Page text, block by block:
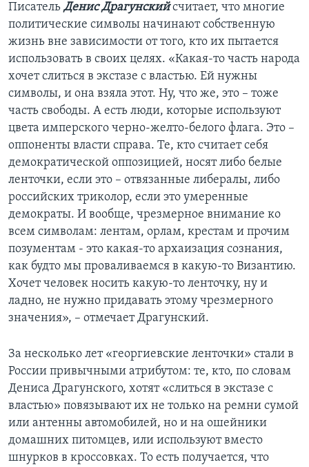
Писатель Денис Драгунскийсчитает, что многие
политические символы начинают собственную
жизнь вне зависимости от того, кто их пытается
использовать в своих целях. «Какая-то часть народа
хочет слиться в экстазе с властью. Ей нужны
символы, и она взяла этот. Ну, что же, это – тоже
часть свободы. А есть люди, которые используют
цвета имперского черно-желто-белого флага. Это –
оппоненты власти справа. Те, кто считает себя
демократической оппозицией, носят либо белые
ленточки, если это – отвязанные либералы, либо
российских триколор, если это умеренные
демократы. И вообще, чрезмерное внимание ко
всем символам: лентам, орлам, крестам и прочим
позументам - это какая-то архаизация сознания,
как будто мы проваливаемся в какую-то Византию.
Хочет человек носить какую-то ленточку, ну и
ладно, не нужно придавать этому чрезмерного
значения», – отмечает Драгунский.
За несколько лет «георгиевские ленточки» стали в
России привычными атрибутом: те, кто, по словам
Дениса Драгунского, хотят «слиться в экстазе с
властью» повязывают их не только на ремни сумой
или антенны автомобилей, но и на ошейники
домашних питомцев, или используют вместо
шнурков в кроссовках. То есть получается, что